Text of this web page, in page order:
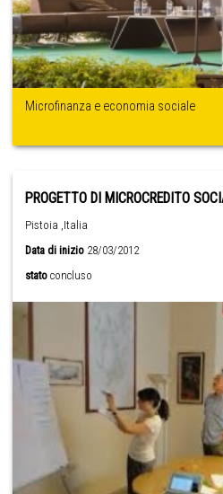
Microfinanza e economia sociale
PROGETTO DI MICROCREDITO
Pistoia ,Italia
Data di inizio 28/03/2012
stato concluso